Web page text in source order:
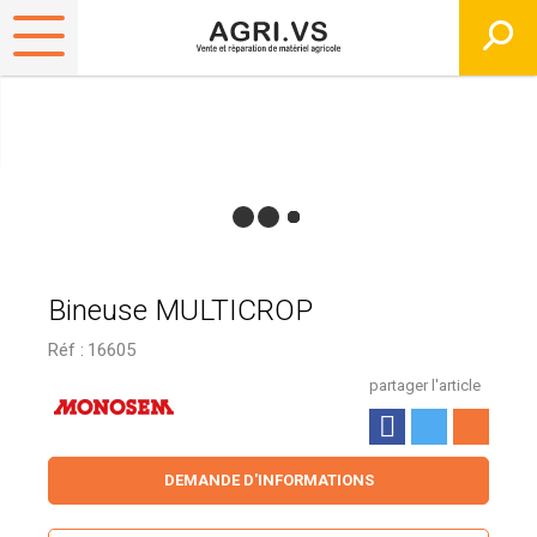
Bineuse MULTICROP
Réf : 16605
partager l'article
DEMANDE D'INFORMATIONS